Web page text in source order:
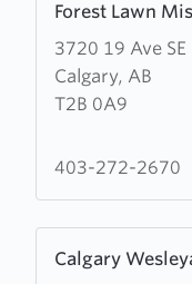
Forest Lawn
3720 19 Ave SE
Calgary, AB
T2B 0A9
more
about
Forest
Lawn
403-272-2670
Calgary
more